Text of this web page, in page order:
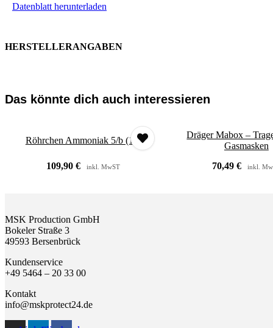
Datenblatt herunterladen
HERSTELLERANGABEN
Das könnte dich auch interessieren
Röhrchen Ammoniak 5/b (10)
109,90€ inkl. MwST
Dräger Mabox –
Gasmasken
70,49 € inkl.
MSK Production GmbH
Bokeler Straße 3
49593 Bersenbrück
Kundenservice
+49 5464 – 20 33 00
Kontakt
info@mskprotect24.de